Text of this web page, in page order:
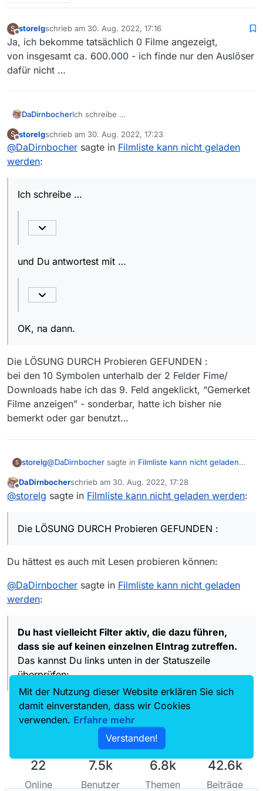
S
Offline
storelgschrieb am 30. Aug. 2022, 17:16
zuletzt editiert von
Ja, ich bekomme tatsächlich 0 Filme angezeigt,
von insgesamt ca. 600.000 - ich finde nur den Auslöser
dafür nicht …
DaDirnbocherIch schreibe …
Das kannst Dulinks unten in der
S
Offline
storelgschrieb am 30. Aug. 2022, 17:23
zuletzt editiert von
@DaDirnbocher sagte in Filmliste kann nicht geladen
werden:
Ich schreibe …
und Du antwortest mit …
OK, na dann.
Die LÖSUNG DURCH Probieren GEFUNDEN :
bei den 10 Symbolen unterhalb der 2 Felder Fime/
Downloads habe ich das 9. Feld angeklickt, “Gemerket
Filme anzeigen” - sonderbar, hatte ich bisher nie
bemerkt oder gar benutzt…
S storelg@DaDirnbocher sagte in Filmliste kann nicht geladen
Ich schreibe …
Das kannst Du links untenin der Statuszeile
überprüfen:
und Du antwortest mit …
bei den 10 Symbolen unterhalb der 2 Felder Fime/
bemerkt oder gar benutzt…
Offline
DaDirnbocherschrieb am 30. Aug. 2022, 17:28
zuletzt editiert von
@storelg sagte in Filmliste kann nicht geladen werden:
Die LÖSUNG DURCH Probieren GEFUNDEN :
Du hättest es auch mit Lesen probieren können:
@DaDirnbocher sagte in Filmliste kann nicht geladen
werden:
Du hast vielleicht Filter aktiv, die dazu führen,
dass sie auf keinen einzelnen EIntrag zutreffen.
Das kannst Du links unten in der Statuszeile
überprüfen:
22
Online
7.5k
Benutzer
6.8k
Themen
42.6k
Beiträge
Mit der Nutzung dieser Website erklären Sie sich
damit einverstanden, dass wir Cookies
verwenden. Erfahre mehr
Verstanden!